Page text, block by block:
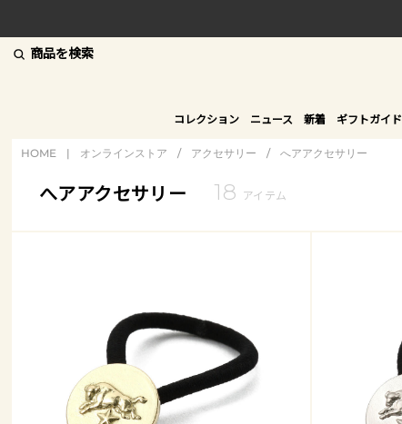
商品を検索
コレクション ニュース 新着 ギフトガイド
HOME | オンラインストア / アクセサリー / へアアクセサリー
へアアクセサリー 18 アイテム